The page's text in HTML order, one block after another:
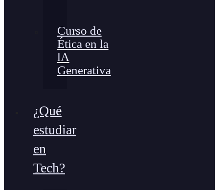
Curso de
Ética en la
lA
Generativa
¿Qué
estudiar
en
Tech?